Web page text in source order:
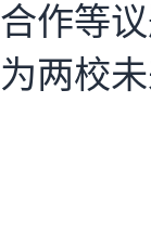
合作等
为两校